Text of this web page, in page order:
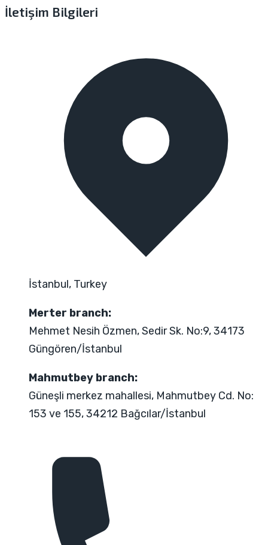
İletişim Bilgileri
İstanbul, Turkey
Merter branch:
Mehmet Nesih Özmen, Sedir Sk. No:9, 34173
Güngören/İstanbul
Mahmutbey branch:
Güneşli merkez mahallesi, Mahmutbey Cd. No:
153 ve 155, 34212 Bağcılar/İstanbul